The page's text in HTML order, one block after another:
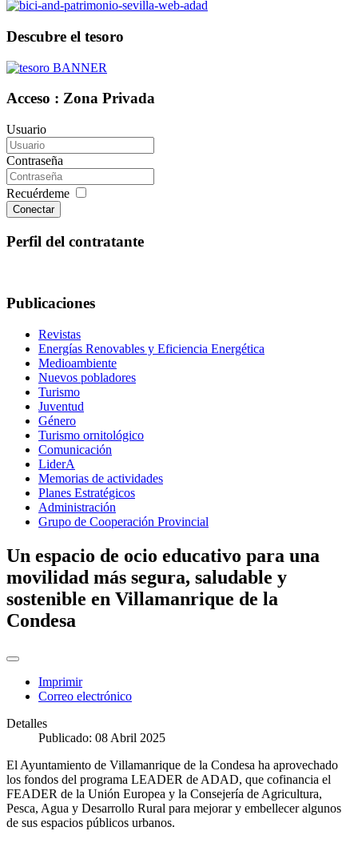
Descubre el tesoro
Acceso : Zona Privada
Usuario
Contraseña
Recuérdeme
Conectar
Perfil del contratante
Publicaciones
Revistas
Energías Renovables y Eficiencia Energética
Medioambiente
Nuevos pobladores
Turismo
Juventud
Género
Turismo ornitológico
Comunicación
LiderA
Memorias de actividades
Planes Estratégicos
Administración
Grupo de Cooperación Provincial
Un espacio de ocio educativo para una
movilidad más segura, saludable y
sostenible en Villamanrique de la
Condesa
Imprimir
Correo electrónico
Detalles
Publicado: 08 Abril 2025
El Ayuntamiento de Villamanrique de la Condesa ha aprovechado
los fondos del programa LEADER de ADAD, que cofinancia el
FEADER de la Unión Europea y la Consejería de Agricultura,
Pesca, Agua y Desarrollo Rural para mejorar y embellecer algunos
de sus espacios públicos urbanos.